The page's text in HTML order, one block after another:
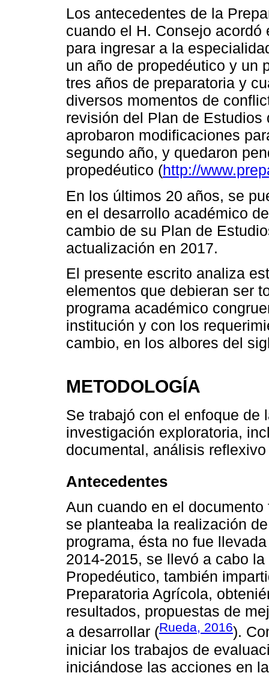
Los antecedentes de la
cuando el H. Consejo
para ingresar a la
un año de propedéutico y un
tres años de preparatoria y
diversos momentos de
revisión del Plan de
aprobaron modificaciones
segundo año, y quedaron
propedéutico (http://
En los últimos 20 años, se
en el desarrollo académico
cambio de su Plan de
actualización en 2017.
El presente escrito analiza
elementos que debieran ser
programa académico
institución y con los
cambio, en los albores del
METODOLOGÍA
Se trabajó con el enfoque
investigación exploratoria,
documental, análisis
Antecedentes
Aun cuando en el
se planteaba la realización
programa, ésta no fue
2014-2015, se llevó a cabo
Propedéutico, también
Preparatoria Agrícola,
resultados, propuestas de
a desarrollar (Rueda, 2016).
iniciar los trabajos de
iniciándose las acciones en